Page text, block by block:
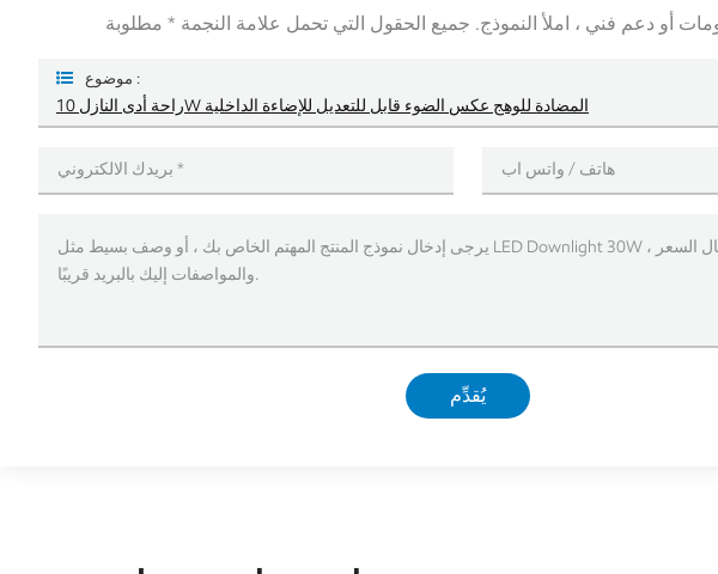
موضوع :
راحة أدى النازل 10W المضادة للوهج عكس الضوء قابل للتعديل للإضاءة الداخلية
يُقدِّم